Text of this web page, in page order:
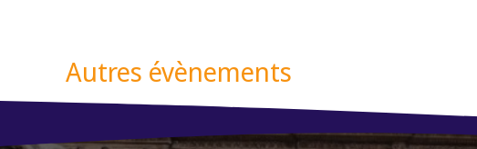
Autres évènements